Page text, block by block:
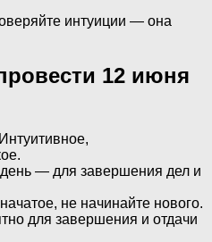
интуиции — она
12 июня
Интуитивное,
— для завершения дел и
не начинайте нового.
для завершения и отдачи